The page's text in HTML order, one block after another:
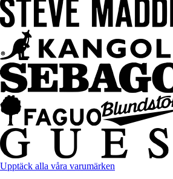
Upptäck alla våra varumärken